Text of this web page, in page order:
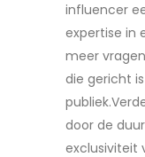
influencer
expertise in
meer
die gericht
door de
exclusiviteit